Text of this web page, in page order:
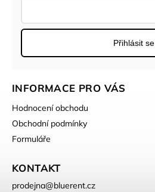
Přihlásit se
INFORMACE PRO VÁS
Hodnocení obchodu
Obchodní podmínky
Formuláře
KONTAKT
prodejna@bluerent.cz